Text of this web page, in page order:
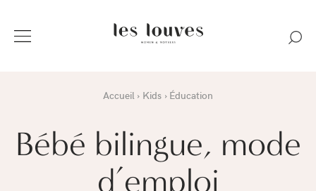
Accueil Kids Éducation
Bébé bilingue, mode
d’emploi